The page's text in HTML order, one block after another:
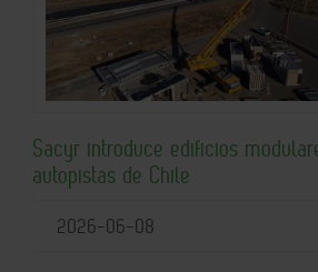
Sacyr introduce edificios
autopistas de Chile
2026-06-08